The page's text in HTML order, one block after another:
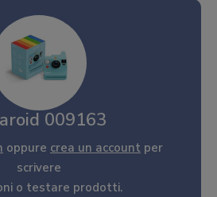
009163
oppure crea un account per
scrivere
o testare prodotti.